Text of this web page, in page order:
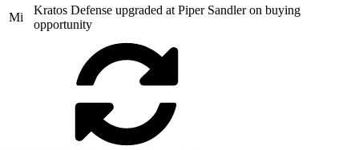
Mi
Kratos Defense upgraded at Piper Sandler on buying
opportunity